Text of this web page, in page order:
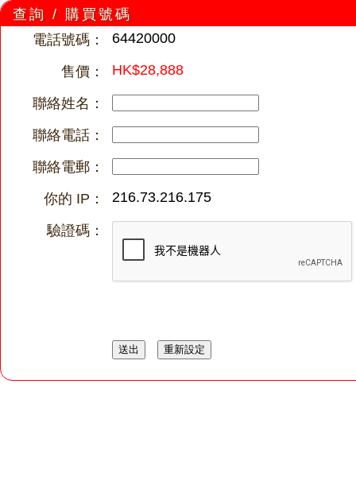
查詢 / 購買號碼
電話號碼：
64420000
售價： HK$28,888
聯絡姓名：
聯絡電話：
聯絡電郵：
你的 IP：
216.73.216.175
驗證碼：